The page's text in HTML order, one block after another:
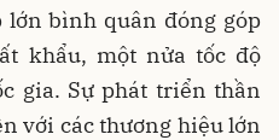
lớn bình quân đóng góp
khẩu, một nửa tốc độ
gia. Sự phát triển thần
với các thương hiệu lớn